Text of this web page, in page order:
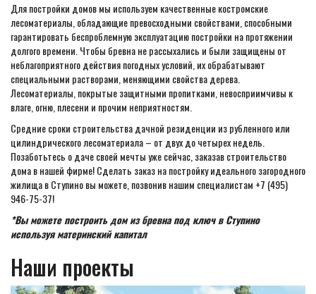
Для постройки домов мы используем качественные костромские
лесоматериалы, обладающие превосходными свойствами, способными
гарантировать беспроблемную эксплуатацию постройки на протяжении
долгого времени. Чтобы бревна не рассыхались и были защищены от
неблагоприятного действия погодных условий, их обрабатывают
специальными растворами, меняющими свойства дерева.
Лесоматериалы, покрытые защитными пропитками, невосприимчивы к
влаге, огню, плесени и прочим неприятностям.
Средние сроки строительства дачной резиденции из рубленного или
цилиндрического лесоматериала – от двух до четырех недель.
Позаботьтесь о даче своей мечты уже сейчас, заказав строительство
дома в нашей фирме! Сделать заказ на постройку идеального загородного
жилища в Ступино вы можете, позвонив нашим специалистам +7 (495)
946-75-37!
*Вы можете построить дом из бревна под ключ в Ступино
используя материнский капитал
Наши проекты